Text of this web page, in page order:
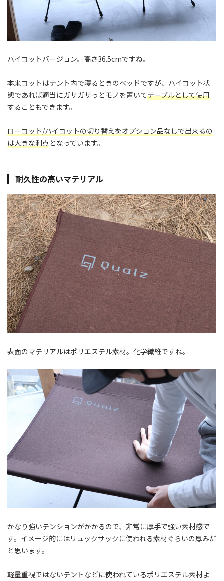
ハイコットバージョン。高さ36.5cmですね。
本来コットはテント内で寝るときのベッドですが、ハイコット状
態であれば適当にガサガサっとモノを置いてテーブルとして使用
することもできます。
ローコット/ハイコットの切り替えをオプション品なしで出来るの
は大きな利点 となっています。
耐久性の高いマテリアル
表面のマテリアルはポリエステル素材。化学繊維ですね。
かなり強いテンションがかかるので、非常に厚手で強い素材感で
す。イメージ的にはリュックサックに使われる素材ぐらいの厚みだ
と思います。
軽量重視ではないテントなどに使われているポリエステル素材よ